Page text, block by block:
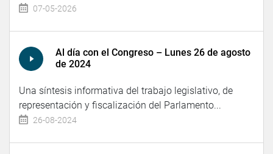
07-05-2026
Al día con el Congreso – Lunes 26 de agosto
de 2024
Una síntesis informativa del trabajo legislativo, de
representación y fiscalización del Parlamento...
26-08-2024